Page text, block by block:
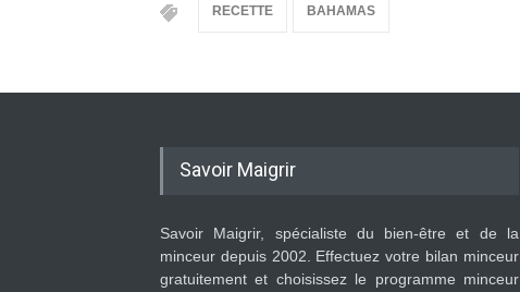
RECETTE BAHAMAS
Savoir Maigrir
Savoir Maigrir, spécialiste du bien-être et de la
minceur depuis 2002. Effectuez votre bilan minceur
gratuitement et choisissez le programme minceur